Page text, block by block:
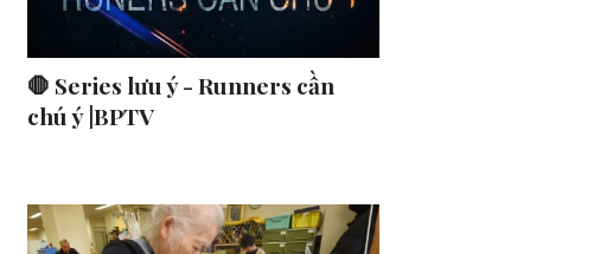
🛑 Series lưu ý - Runners cần
chú ý |BPTV